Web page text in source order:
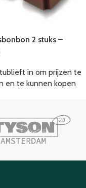
2 stuks –
in om prijzen te
en te kunnen kopen